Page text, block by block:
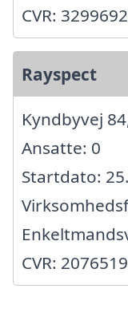
CVR:
Rayspect
Kyndbyvej
Ansatte: 0
Startdato:
CVR: